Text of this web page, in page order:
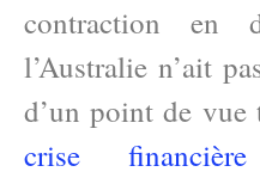
contraction
l’Australie n’ait
d’un point de vue
crise